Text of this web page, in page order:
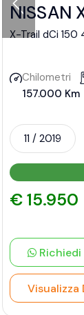
NISSAN
X-Trail dCi 150
Chilometri
157.000 Km
11 / 2019
€ 15.950
Visualizza